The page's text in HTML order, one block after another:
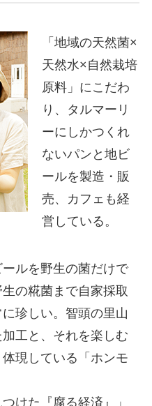
「地域の天然菌×
天然水×自然栽培
原料」にこだわ
り、タルマーリ
ーにしかつくれ
ないパンと地ビ
ールを製造・販
売、カフェも経
営している。
ルを野生の菌だけで
の糀菌まで自家採取
珍しい。智頭の里山
工と、それを楽しむ
現している「ホンモ
けた『腐る経済』」